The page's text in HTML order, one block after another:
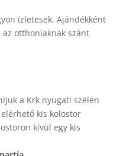
ízletesek. Ajándékként
otthoniaknak szánt
a Krk nyugati szélén
kis kolostor
kívül egy kis